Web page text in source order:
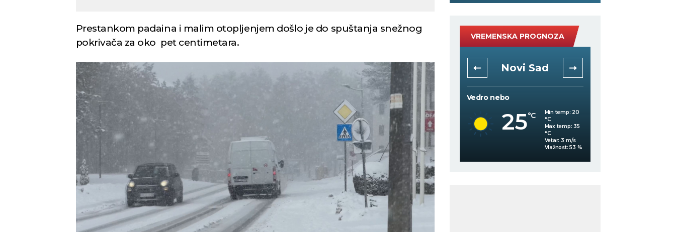
Prestankom padaina i malim otopljenjem došlo je do spuštanja snežnog
pokrivača za oko pet centimetara.
VREMENSKA PROGNOZA
Novi Sad
Vedro nebo
25 °C
°C
Max temp:
Vetar:
Vlažnost:
29
Vetar:
Beograd
Vedro nebo
24 °C Min temp:
Max temp:
Vetar:
Vlažnost:
Novi Sad
Vedro nebo
25°C Min temp: 20
°C
Max temp: 35
°C
Vetar: 3 m/s
Vlažnost: 53 %